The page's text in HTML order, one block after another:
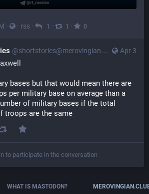
· · rss · 1 · 1 · 0
Apr 3
@shortstories@merovingian.club
bases but that would mean there are
per military base on average than a
of military bases if the total
troops are the same
to participate in the conversation
WHAT IS MASTODON?